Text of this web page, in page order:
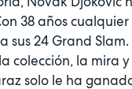
38 años
sus 24 Grand Slam.
colección, la mira
solo le ha